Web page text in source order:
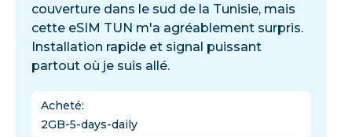
couverture dans le sud de la Tunisie, mais
cette eSIM TUN m'a agréablement surpris.
Installation rapide et signal puissant
partout où je suis allé.
Acheté:
2GB-5-days-daily